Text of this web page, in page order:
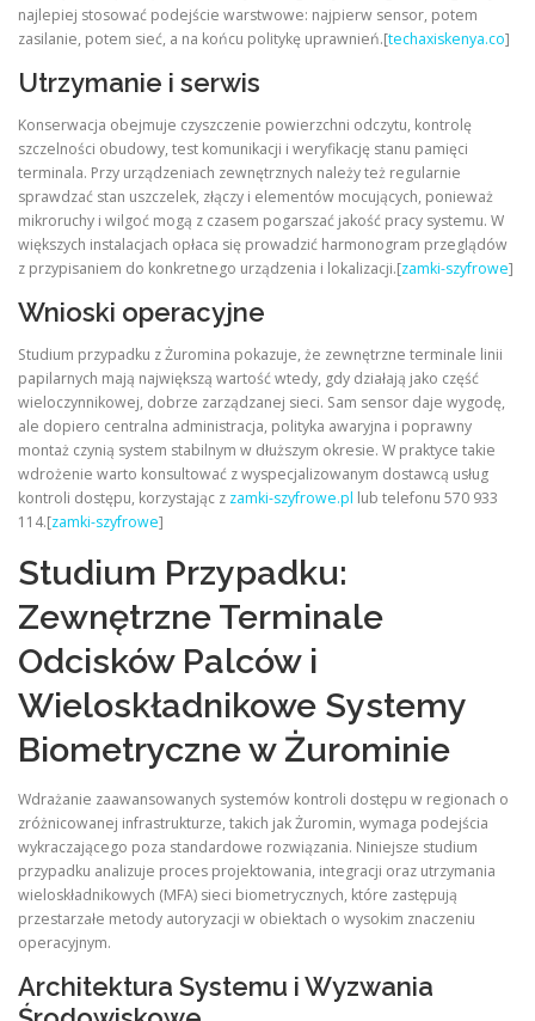
najlepiej stosować podejście warstwowe: najpierw sensor, potem
zasilanie, potem sieć, a na końcu politykę uprawnień.[techaxiskenya.co]
Utrzymanie i serwis
Konserwacja obejmuje czyszczenie powierzchni odczytu, kontrolę
szczelności obudowy, test komunikacji i weryfikację stanu pamięci
terminala. Przy urządzeniach zewnętrznych należy też regularnie
sprawdzać stan uszczelek, złączy i elementów mocujących, ponieważ
mikroruchy i wilgoć mogą z czasem pogarszać jakość pracy systemu. W
większych instalacjach opłaca się prowadzić harmonogram przeglądów
z przypisaniem do konkretnego urządzenia i lokalizacji.[zamki-szyfrowe]
Wnioski operacyjne
Studium przypadku z Żuromina pokazuje, że zewnętrzne terminale linii
papilarnych mają największą wartość wtedy, gdy działają jako część
wieloczynnikowej, dobrze zarządzanej sieci. Sam sensor daje wygodę,
ale dopiero centralna administracja, polityka awaryjna i poprawny
montaż czynią system stabilnym w dłuższym okresie. W praktyce takie
wdrożenie warto konsultować z wyspecjalizowanym dostawcą usług
kontroli dostępu, korzystając z zamki-szyfrowe.pl lub telefonu 570 933
114.[zamki-szyfrowe]
Studium Przypadku:
Zewnętrzne Terminale
Odcisków Palców i
Wieloskładnikowe Systemy
Biometryczne w Żurominie
Wdrażanie zaawansowanych systemów kontroli dostępu w regionach o
zróżnicowanej infrastrukturze, takich jak Żuromin, wymaga podejścia
wykraczającego poza standardowe rozwiązania. Niniejsze studium
przypadku analizuje proces projektowania, integracji oraz utrzymania
wieloskładnikowych (MFA) sieci biometrycznych, które zastępują
przestarzałe metody autoryzacji w obiektach o wysokim znaczeniu
operacyjnym.
Architektura Systemu i Wyzwania